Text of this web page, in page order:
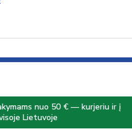
nuo 50 € — kurjeriu ir į
Lietuvoje